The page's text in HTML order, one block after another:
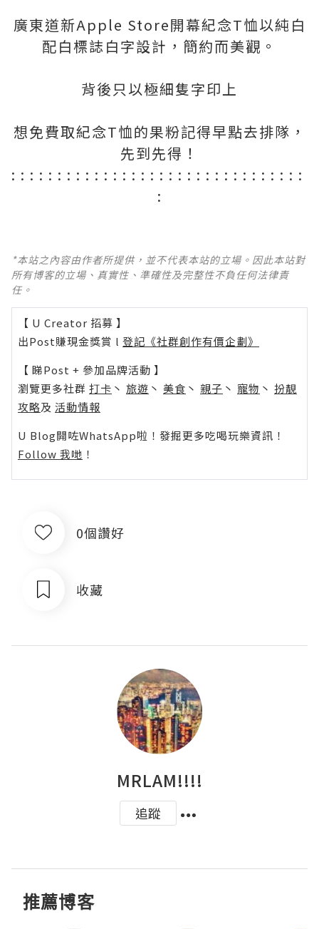
廣東道新Apple Store開幕紀念T恤以純白
配白標誌白字設計，簡約而美觀。
背後只以極細隻字印上
想免費取紀念T恤的果粉記得早點去排隊，
先到先得！
: : : : : : : : : : : : : : : : : : : : : : : : : : : : : : : :
:
*本站之內容由作者所提供，並不代表本站的立場。因此本站對
所有博客的立場、真實性、準確性及完整性不負任何法律責
任。
【 U Creator 招募 】
出Post賺現金獎賞 l 登記《社群創作有價企劃》
【 睇Post + 參加品牌活動 】
瀏覽更多社群 打卡 丶 旅遊 丶 美食 丶 親子 丶 寵物 丶 扮靚
攻略及 活動情報
U Blog開咗WhatsApp啦！發掘更多吃喝玩樂資訊！
Follow 我哋 ！
0個讚好
收藏
MRLAM!!!!
追蹤
推薦博客